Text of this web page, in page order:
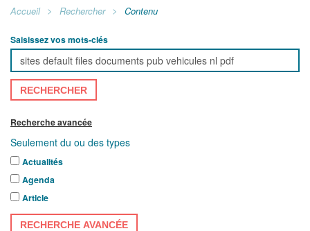
Accueil Rechercher Contenu
Saisissez vos mots-clés
RECHERCHER
Recherche avancée
Seulement du ou des types
Actualités
Agenda
Article
RECHERCHE AVANCÉE